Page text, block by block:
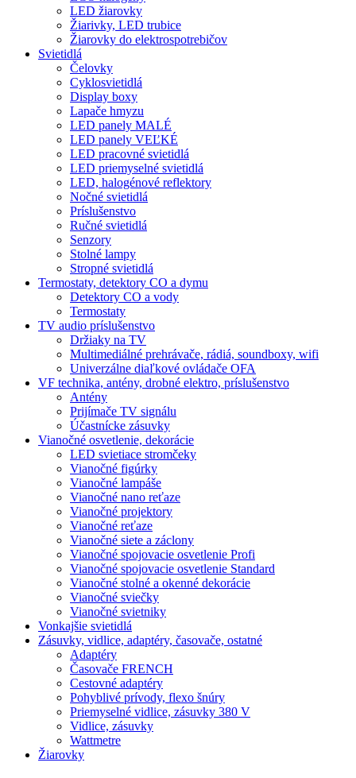
LED žiarovky
Žiarivky, LED trubice
Žiarovky do elektrospotrebičov
Svietidlá
Čelovky
Cyklosvietidlá
Display boxy
Lapače hmyzu
LED panely MALÉ
LED panely VEĽKÉ
LED pracovné svietidlá
LED priemyselné svietidlá
LED, halogénové reflektory
Nočné svietidlá
Príslušenstvo
Ručné svietidlá
Senzory
Stolné lampy
Stropné svietidlá
Termostaty, detektory CO a dymu
Detektory CO a vody
Termostaty
TV audio príslušenstvo
Držiaky na TV
Multimediálné prehrávače, rádiá, soundboxy, wifi
Univerzálne diaľkové ovládače OFA
VF technika, antény, drobné elektro, príslušenstvo
Antény
Prijímače TV signálu
Účastnícke zásuvky
Vianočné osvetlenie, dekorácie
LED svietiace stromčeky
Vianočné figúrky
Vianočné lampáše
Vianočné nano reťaze
Vianočné projektory
Vianočné reťaze
Vianočné siete a záclony
Vianočné spojovacie osvetlenie Profi
Vianočné spojovacie osvetlenie Standard
Vianočné stolné a okenné dekorácie
Vianočné sviečky
Vianočné svietniky
Vonkajšie svietidlá
Zásuvky, vidlice, adaptéry, časovače, ostatné
Adaptéry
Časovače FRENCH
Cestovné adaptéry
Pohyblivé prívody, flexo šnúry
Priemyselné vidlice, zásuvky 380 V
Vidlice, zásuvky
Wattmetre
Žiarovky